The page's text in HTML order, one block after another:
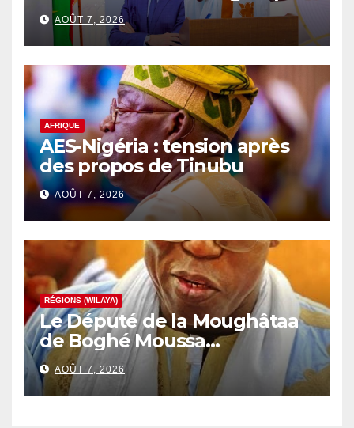
parlementaire
AOÛT 7, 2026
AFRIQUE
AES-Nigéria : tension après
des propos de Tinubu
AOÛT 7, 2026
RÉGIONS (WILAYA)
Le Député de la Moughâtaa
de Boghé Moussa
Alhousseynou Dia.
AOÛT 7, 2026